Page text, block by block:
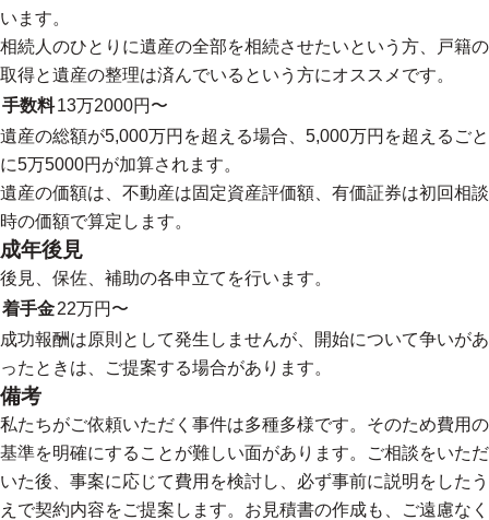
います。
相続人のひとりに遺産の全部を相続させたいという方、戸籍の
取得と遺産の整理は済んでいるという方にオススメです。
手数料13万2000円〜
遺産の総額が5,000万円を超える場合、5,000万円を超えるごと
に5万5000円が加算されます。
遺産の価額は、不動産は固定資産評価額、有価証券は初回相談
時の価額で算定します。
成年後見
後見、保佐、補助の各申立てを行います。
着手金22万円〜
成功報酬は原則として発生しませんが、開始について争いがあ
ったときは、ご提案する場合があります。
備考
私たちがご依頼いただく事件は多種多様です。そのため費用の
基準を明確にすることが難しい面があります。ご相談をいただ
いた後、事案に応じて費用を検討し、必ず事前に説明をしたう
えで契約内容をご提案します。お見積書の作成も、ご遠慮なく